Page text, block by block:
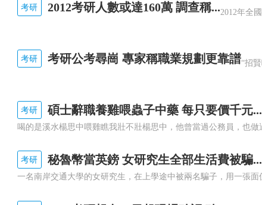
考研 2012考研人數或達160萬 調查稱...
考研 考研公考尋崗 專家稱職業規劃更靠譜
考研 碩士辭職養雞喂蟲子中藥 每只要價千元...
考研 秘魯幣當英鎊 女研究生全部生活費被騙...